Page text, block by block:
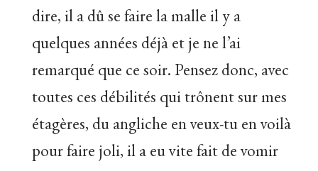
dire, il a dû se faire la malle il y a
quelques années déjà et je ne l’ai
remarqué que ce soir. Pensez donc, avec
toutes ces débilités qui trônent sur mes
étagères, du angliche en veux-tu en voilà
pour faire joli, il a eu vite fait de vomir